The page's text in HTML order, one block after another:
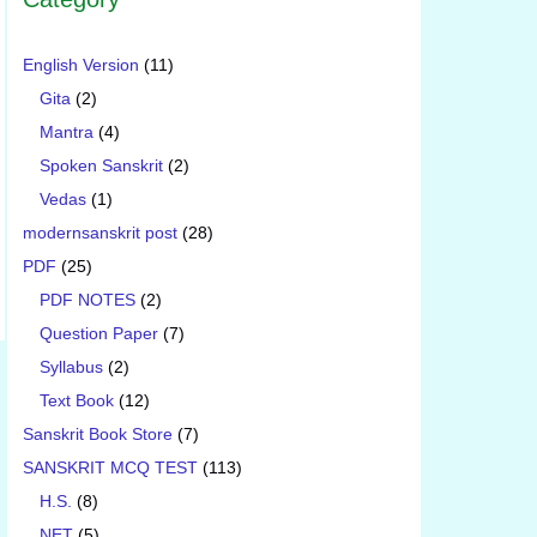
English Version (11)
Gita (2)
Mantra (4)
Spoken Sanskrit (2)
Vedas (1)
modernsanskrit post (28)
PDF (25)
PDF NOTES (2)
Question Paper (7)
Syllabus (2)
Text Book (12)
Sanskrit Book Store (7)
SANSKRIT MCQ TEST (113)
H.S. (8)